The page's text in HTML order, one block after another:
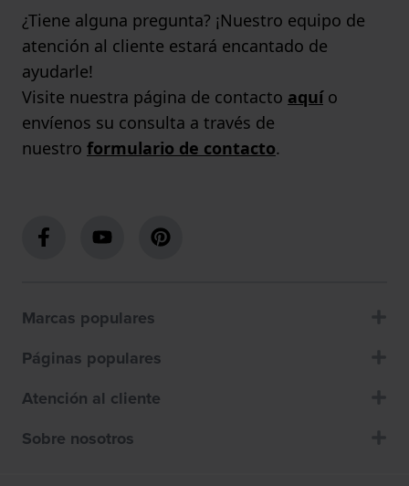
¿Tiene alguna pregunta? ¡Nuestro equipo de
atención al cliente estará encantado de
ayudarle!
Visite nuestra página de contacto aquío
envíenos su consulta a través de
nuestro formulario de contacto.
Marcas populares
Páginas populares
Atención al cliente
Sobre nosotros